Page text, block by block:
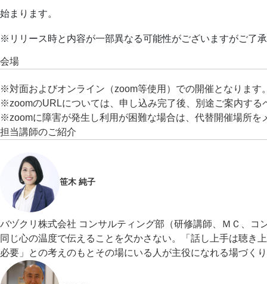
始まります。
※リリース時と内容が一部異なる可能性がございますがご了
会場
※対面およびオンライン（zoom等使用）での開催となります
※zoomのURLについては、申し込み完了後、別途ご案内する
※zoomに障害が発生し利用が困難な場合は、代替開催場所を
担当講師のご紹介
笹木 純子
バヅクリ株式会社 コンサルティング部（研修講師、ＭＣ、
同じ心の温度で伝えることを欠かさない。「話し上手は聴き
必要」との考えのもとその場にいる人が主役になれる場づく